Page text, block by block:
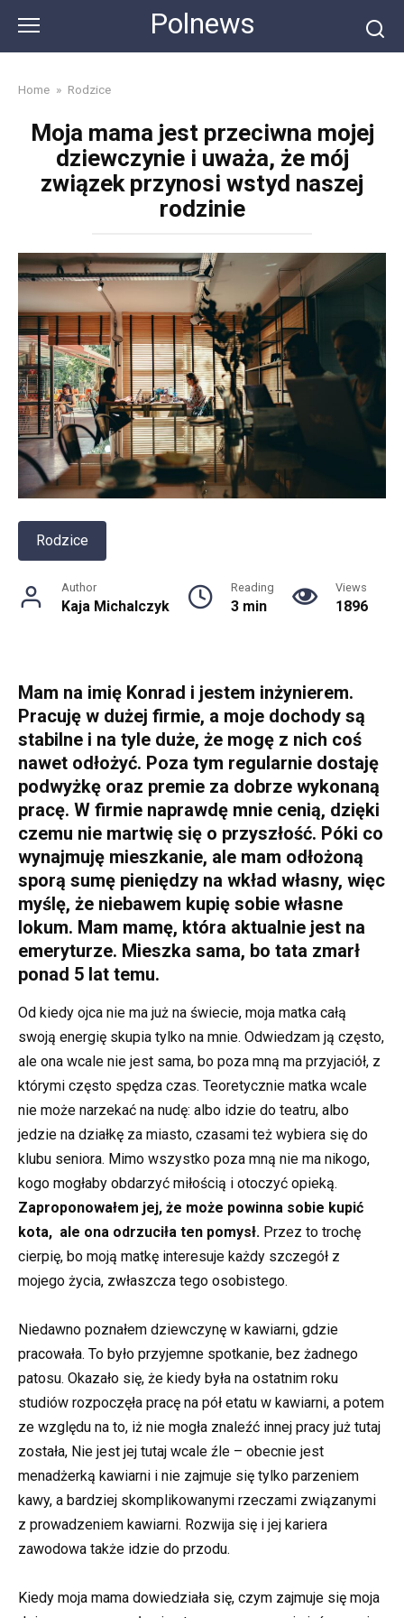
content
Polnews
Home » Rodzice
Moja mama jest przeciwna mojej
dziewczynie i uważa, że mój
związek przynosi wstyd naszej
rodzinie
Rodzice
Author
Kaja Michalczyk
Reading
3 min
Views
1896
Mam na imię Konrad i jestem inżynierem.
Pracuję w dużej firmie, a moje dochody są
stabilne i na tyle duże, że mogę z nich coś
nawet odłożyć. Poza tym regularnie dostaję
podwyżkę oraz premie za dobrze wykonaną
pracę. W firmie naprawdę mnie cenią, dzięki
czemu nie martwię się o przyszłość. Póki co
wynajmuję mieszkanie, ale mam odłożoną
sporą sumę pieniędzy na wkład własny, więc
myślę, że niebawem kupię sobie własne
lokum. Mam mamę, która aktualnie jest na
emeryturze. Mieszka sama, bo tata zmarł
ponad 5 lat temu.
Od kiedy ojca nie ma już na świecie, moja matka całą
swoją energię skupia tylko na mnie. Odwiedzam ją często,
ale ona wcale nie jest sama, bo poza mną ma przyjaciół, z
którymi często spędza czas. Teoretycznie matka wcale
nie może narzekać na nudę: albo idzie do teatru, albo
jedzie na działkę za miasto, czasami też wybiera się do
klubu seniora. Mimo wszystko poza mną nie ma nikogo,
kogo mogłaby obdarzyć miłością i otoczyć opieką.
Zaproponowałem jej, że może powinna sobie kupić
kota, ale ona odrzuciła ten pomysł. Przez to trochę
cierpię, bo moją matkę interesuje każdy szczegół z
mojego życia, zwłaszcza tego osobistego.
Niedawno poznałem dziewczynę w kawiarni, gdzie
pracowała. To było przyjemne spotkanie, bez żadnego
patosu. Okazało się, że kiedy była na ostatnim roku
studiów rozpoczęła pracę na pół etatu w kawiarni, a potem
ze względu na to, iż nie mogła znaleźć innej pracy już tutaj
została, Nie jest jej tutaj wcale źle – obecnie jest
menadżerką kawiarni i nie zajmuje się tylko parzeniem
kawy, a bardziej skomplikowanymi rzeczami związanymi
z prowadzeniem kawiarni. Rozwija się i jej kariera
zawodowa także idzie do przodu.
Kiedy moja mama dowiedziała się, czym zajmuje się moja